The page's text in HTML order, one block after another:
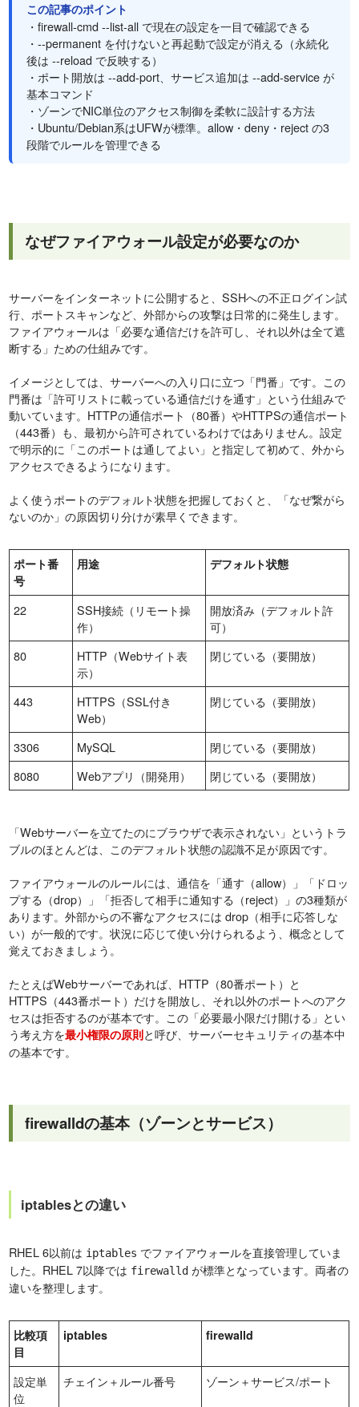
この記事のポイント
・firewall-cmd --list-all で現在の設定を一目で確認できる
・--permanent を付けないと再起動で設定が消える（永続化
後は --reload で反映する）
・ポート開放は --add-port、サービス追加は --add-service が
基本コマンド
・ゾーンでNIC単位のアクセス制御を柔軟に設計する方法
・Ubuntu/Debian系はUFWが標準。allow・deny・reject の3
段階でルールを管理できる
なぜファイアウォール設定が必要なのか
サーバーをインターネットに公開すると、SSHへの不正ログイン試
行、ポートスキャンなど、外部からの攻撃は日常的に発生します。
ファイアウォールは「必要な通信だけを許可し、それ以外は全て遮
断する」ための仕組みです。
イメージとしては、サーバーへの入り口に立つ「門番」です。この
門番は「許可リストに載っている通信だけを通す」という仕組みで
動いています。HTTPの通信ポート（80番）やHTTPSの通信ポート
（443番）も、最初から許可されているわけではありません。設定
で明示的に「このポートは通してよい」と指定して初めて、外から
アクセスできるようになります。
よく使うポートのデフォルト状態を把握しておくと、「なぜ繋がら
ないのか」の原因切り分けが素早くできます。
ポート番
号
用途 デフォルト状態
22
SSH接続（リモート操
作）
開放済み（デフォルト許
可）
80
HTTP（Webサイト表
示）
閉じている（要開放）
443
HTTPS（SSL付き
Web）
閉じている（要開放）
3306 MySQL
閉じている（要開放）
8080
Webアプリ（開発用） 閉じている（要開放）
「Webサーバーを立てたのにブラウザで表示されない」というトラ
ブルのほとんどは、このデフォルト状態の認識不足が原因です。
ファイアウォールのルールには、通信を「通す（allow）」「ドロッ
プする（drop）」「拒否して相手に通知する（reject）」の3種類が
あります。外部からの不審なアクセスには drop（相手に応答しな
い）が一般的です。状況に応じて使い分けられるよう、概念として
覚えておきましょう。
たとえばWebサーバーであれば、HTTP（80番ポート）と
HTTPS（443番ポート）だけを開放し、それ以外のポートへのアク
セスは拒否するのが基本です。この「必要最小限だけ開ける」とい
う考え方を最小権限の原則と呼び、サーバーセキュリティの基本中
の基本です。
firewalldの基本（ゾーンとサービス）
iptablesとの違い
RHEL 6以前は iptables でファイアウォールを直接管理していま
した。RHEL 7以降では firewalld が標準となっています。両者の
違いを整理します。
比較項
目
iptables firewalld
設定単
位
チェイン＋ルール番号 ゾーン＋サービス/ポート